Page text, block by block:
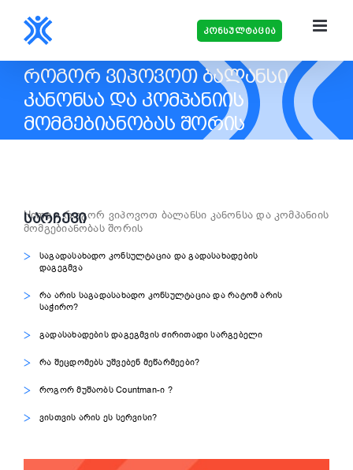
content
კონსულტაცია
ᲠᲝᲒᲝᲠ ᲕᲘᲞᲝᲕᲝᲗ ᲑᲐᲚᲐᲜᲡᲘ
ᲙᲐᲜᲝᲜᲡᲐ ᲓᲐ ᲙᲝᲛᲞᲐᲜᲘᲘᲡ
ᲛᲝᲛᲒᲔᲑᲘᲐᲜᲝᲑᲐᲡ ᲨᲝᲠᲘᲡ
Home»როგორ ვიპოვოთ ბალანსი კანონსა და კომპანიის
მომგებიანობას შორის
ᲡᲐᲠᲩᲔᲕᲘ
საგადასახადო კონსულტაცია და გადასახადების
დაგეგმვა
რა არის საგადასახადო კონსულტაცია და რატომ არის
საჭირო?
გადასახადების დაგეგმვის ძირითადი სარგებელი
რა შეცდომებს უშვებენ მეწარმეები?
როგორ მუშაობს Countman-ი ?
ვისთვის არის ეს სერვისი?